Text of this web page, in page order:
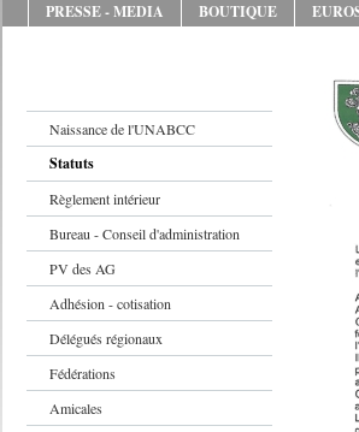
PRESSE - MEDIA
BOUTIQUE
Naissance de l'UNABCC
Statuts
Règlement intérieur
Bureau - Conseil d'administration
PV des AG
Adhésion - cotisation
Délégués régionaux
Fédérations
Amicales